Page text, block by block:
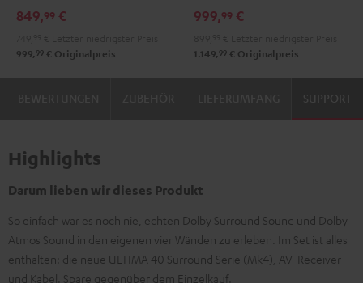
Schwarz
Weiß
Schwarz
849,99 €
999, 99 € Originalpreis
"5.1-
Schwarz
"5.1-
Weiß
999,99 €
1.149, 99 € Originalpreis
SUPPORT
Highlights
Darum lieben wir dieses Produkt
So einfach war es noch nie, echten Dolby Surround Sound und Dolby
Atmos Sound in den eigenen vier Wänden zu erleben. Im Set ist alles
enthalten: die neue ULTIMA 40 Surround Serie (Mk4), AV-Receiver
und Kabel. Spare gegenüber dem Einzelkauf.